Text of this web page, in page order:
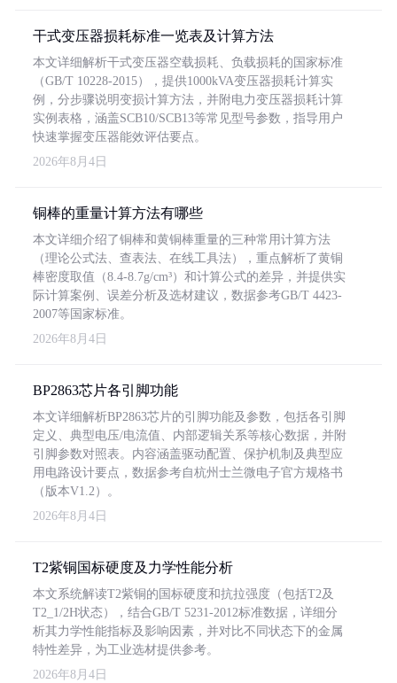
干式变压器损耗标准一览表及计算方法
本文详细解析干式变压器空载损耗、负载损耗的国家标准
（GB/T 10228-2015），提供1000kVA变压器损耗计算实
例，分步骤说明变损计算方法，并附电力变压器损耗计算
实例表格，涵盖SCB10/SCB13等常见型号参数，指导用户
快速掌握变压器能效评估要点。
2026年8月4日
铜棒的重量计算方法有哪些
本文详细介绍了铜棒和黄铜棒重量的三种常用计算方法
（理论公式法、查表法、在线工具法），重点解析了黄铜
棒密度取值（8.4-8.7g/cm³）和计算公式的差异，并提供实
际计算案例、误差分析及选材建议，数据参考GB/T 4423-
2007等国家标准。
2026年8月4日
BP2863芯片各引脚功能
本文详细解析BP2863芯片的引脚功能及参数，包括各引脚
定义、典型电压/电流值、内部逻辑关系等核心数据，并附
引脚参数对照表。内容涵盖驱动配置、保护机制及典型应
用电路设计要点，数据参考自杭州士兰微电子官方规格书
（版本V1.2）。
2026年8月4日
T2紫铜国标硬度及力学性能分析
本文系统解读T2紫铜的国标硬度和抗拉强度（包括T2及
T2_1/2H状态），结合GB/T 5231-2012标准数据，详细分
析其力学性能指标及影响因素，并对比不同状态下的金属
特性差异，为工业选材提供参考。
2026年8月4日